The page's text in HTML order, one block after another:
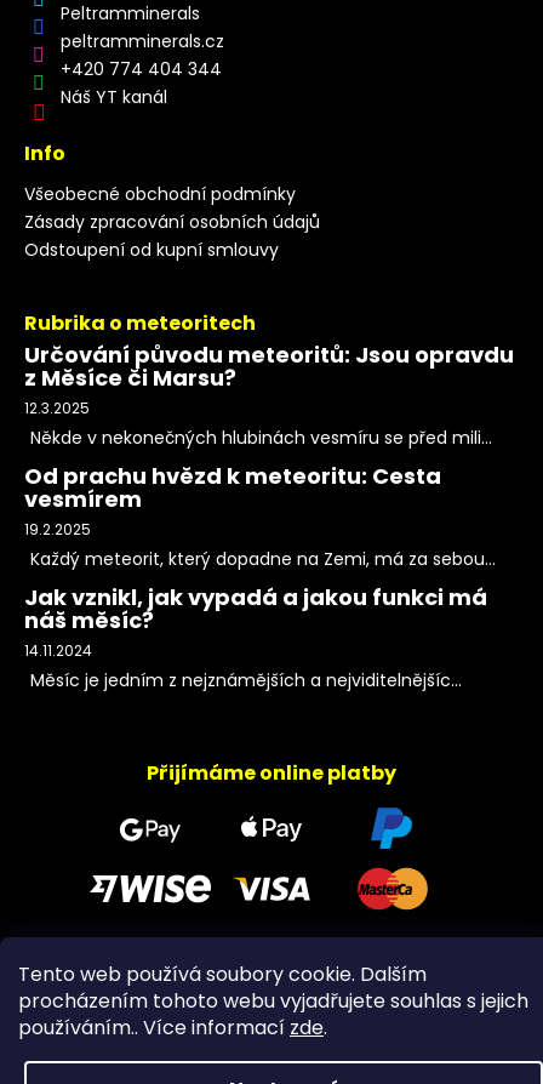
Tento web používá soubory cookie. Dalším
procházením tohoto webu vyjadřujete souhlas s jejich
používáním.. Více informací zde.
Peltramminerals
peltramminerals.cz
+420 774 404 344
Náš YT kanál
Info
Všeobecné obchodní podmínky
Zásady zpracování osobních údajů
Odstoupení od kupní smlouvy
Rubrika o meteoritech
Určování původu meteoritů: Jsou opravdu
z Měsíce či Marsu?
12.3.2025
Někde v nekonečných hlubinách vesmíru se před mili...
Od prachu hvězd k meteoritu: Cesta
vesmírem
19.2.2025
Každý meteorit, který dopadne na Zemi, má za sebou...
Jak vznikl, jak vypadá a jakou funkci má
náš měsíc?
14.11.2024
Měsíc je jedním z nejznámějších a nejviditelnějšíc...
Přijímáme online platby
Copyright 2026PeltramMinerals. Všechna práva
vyhrazena.